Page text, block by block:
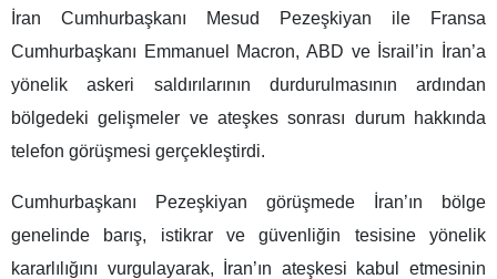
İran Cumhurbaşkanı Mesud Pezeşkiyan ile Fransa
Cumhurbaşkanı Emmanuel Macron, ABD ve İsrail’in İran’a
yönelik askeri saldırılarının durdurulmasının ardından
bölgedeki gelişmeler ve ateşkes sonrası durum hakkında
telefon görüşmesi gerçekleştirdi.
Cumhurbaşkanı Pezeşkiyan görüşmede İran’ın bölge
genelinde barış, istikrar ve güvenliğin tesisine yönelik
kararlılığını vurgulayarak, İran’ın ateşkesi kabul etmesinin